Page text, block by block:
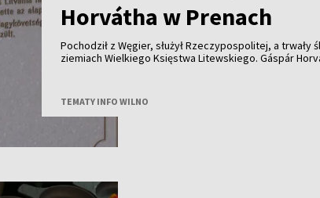
Horvátha w Prenach
Pochodził z Węgier, służył Rzeczypospolitej, a trwały
ziemiach Wielkiego Księstwa Litewskiego. Gáspár Horváth - żołnierz i
Polski i Węgier.
TEMATY INFO WILNO